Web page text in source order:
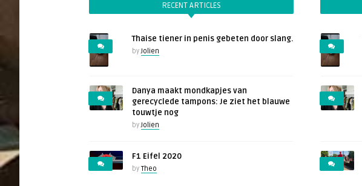
RECENT ARTICLES
Thaise tiener in penis gebeten door slang.
byJolien
Danya maakt mondkapjes van
gerecyclede tampons: Je ziet het blauwe
touwtje nog
byJolien
F1 Eifel 2020
by Theo